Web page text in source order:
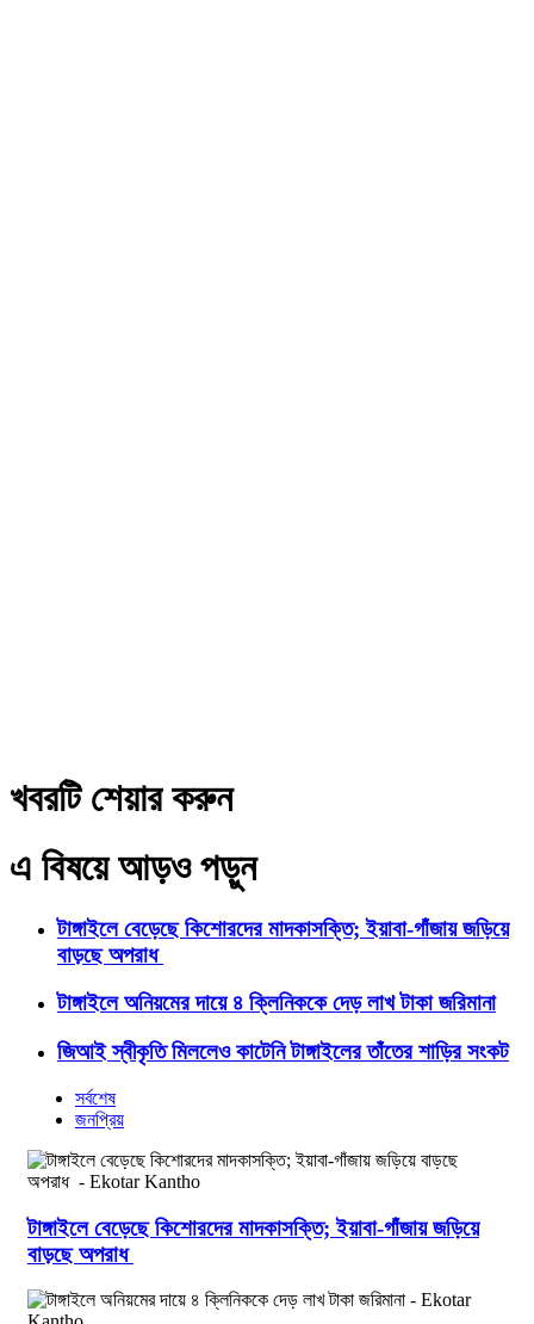
খবরটি শেয়ার করুন
এ বিষয়ে আড়ও পড়ুন
টাঙ্গাইলে বেড়েছে কিশোরদের মাদকাসক্তি; ইয়াবা-গাঁজায় জড়িয়ে
বাড়ছে অপরাধ
টাঙ্গাইলে অনিয়মের দায়ে ৪ ক্লিনিককে দেড় লাখ টাকা জরিমানা
জিআই স্বীকৃতি মিললেও কাটেনি টাঙ্গাইলের তাঁতের শাড়ির সংকট
সর্বশেষ
জনপ্রিয়
টাঙ্গাইলে বেড়েছে কিশোরদের মাদকাসক্তি; ইয়াবা-গাঁজায় জড়িয়ে
বাড়ছে অপরাধ